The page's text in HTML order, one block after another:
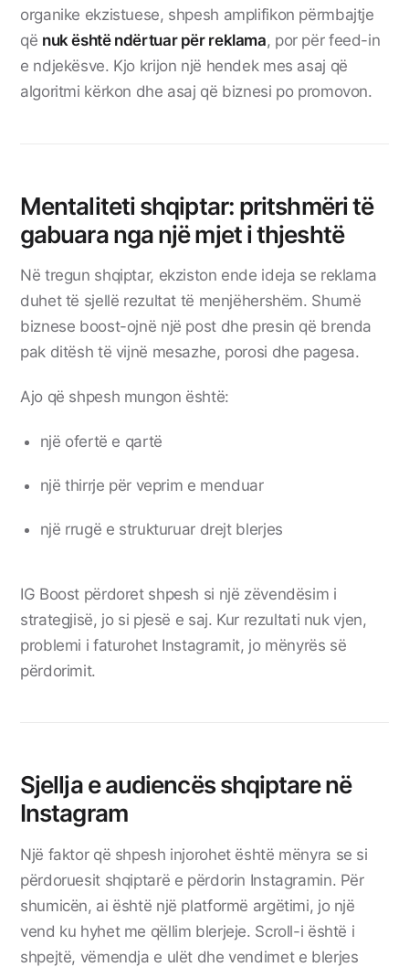
organike ekzistuese, shpesh amplifikon përmbajtje
që nuk është ndërtuar për reklama, por për feed-in
e ndjekësve. Kjo krijon një hendek mes asaj që
algoritmi kërkon dhe asaj që biznesi po promovon.
Mentaliteti shqiptar: pritshmëri të
gabuara nga një mjet i thjeshtë
Në tregun shqiptar, ekziston ende ideja se reklama
duhet të sjellë rezultat të menjëhershëm. Shumë
biznese boost-ojnë një post dhe presin që brenda
pak ditësh të vijnë mesazhe, porosi dhe pagesa.
Ajo që shpesh mungon është:
një ofertë e qartë
një thirrje për veprim e menduar
një rrugë e strukturuar drejt blerjes
IG Boost përdoret shpesh si një zëvendësim i
strategjisë, jo si pjesë e saj. Kur rezultati nuk vjen,
problemi i faturohet Instagramit, jo mënyrës së
përdorimit.
Sjellja e audiencës shqiptare në
Instagram
Një faktor që shpesh injorohet është mënyra se si
përdoruesit shqiptarë e përdorin Instagramin. Për
shumicën, ai është një platformë argëtimi, jo një
vend ku hyhet me qëllim blerjeje. Scroll-i është i
shpejtë, vëmendja e ulët dhe vendimet e blerjes